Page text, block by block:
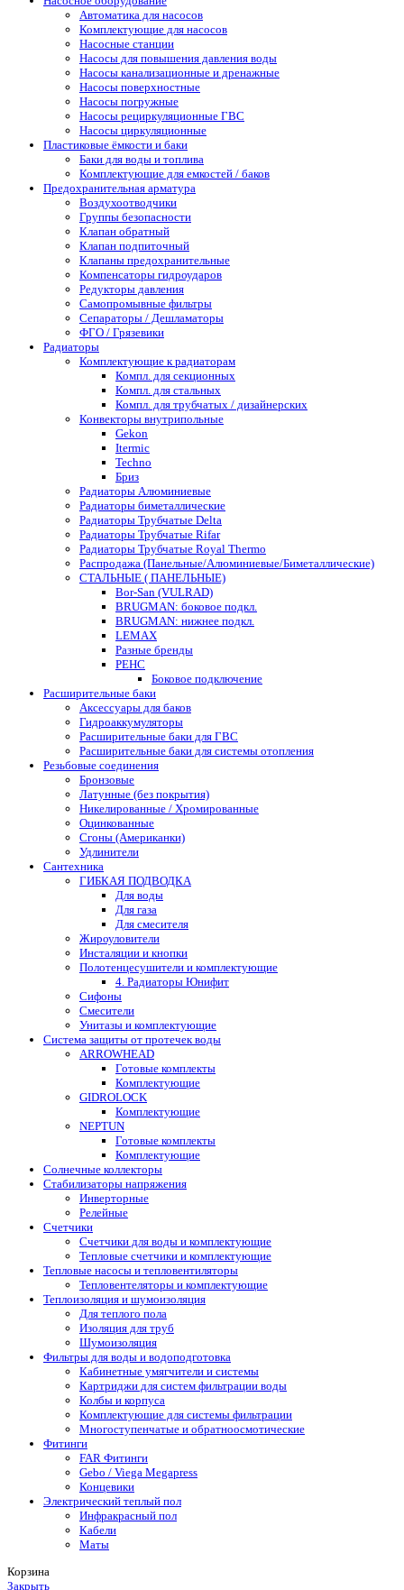
Автоматика для насосов
Комплектующие для насосов
Насосные станции
Насосы для повышения давления воды
Насосы канализационные и дренажные
Насосы поверхностные
Насосы погружные
Насосы рециркуляционные ГВС
Насосы циркуляционные
Пластиковые ёмкости и баки
Баки для воды и топлива
Комплектующие для емкостей / баков
Предохранительная арматура
Воздухоотводчики
Группы безопасности
Клапан обратный
Клапан подпиточный
Клапаны предохранительные
Компенсаторы гидроударов
Редукторы давления
Самопромывные фильтры
Сепараторы / Дешламаторы
ФГО / Грязевики
Радиаторы
Комплектующие к радиаторам
Компл. для секционных
Компл. для стальных
Компл. для трубчатых / дизайнерских
Конвекторы внутрипольные
Gekon
Itermic
Techno
Бриз
Радиаторы Алюминиевые
Радиаторы биметаллические
Радиаторы Трубчатые Delta
Радиаторы Трубчатые Rifar
Радиаторы Трубчатые Royal Thermo
Распродажа (Панельные/Алюминиевые/Биметаллические)
СТАЛЬНЫЕ ( ПАНЕЛЬНЫЕ)
Bor-San (VULRAD)
BRUGMAN: боковое подкл.
BRUGMAN: нижнее подкл.
LEMAX
Разные бренды
РЕНС
Боковое подключение
Расширительные баки
Аксессуары для баков
Гидроаккумуляторы
Расширительные баки для ГВС
Расширительные баки для системы отопления
Резьбовые соединения
Бронзовые
Латунные (без покрытия)
Никелированные / Хромированные
Оцинкованные
Сгоны (Американки)
Удлинители
Сантехника
ГИБКАЯ ПОДВОДКА
Для воды
Для газа
Для смесителя
Жироуловители
Инсталяции и кнопки
Полотенцесушители и комплектующие
4. Радиаторы Юнифит
Сифоны
Смесители
Унитазы и комплектующие
Система защиты от протечек воды
ARROWHEAD
Готовые комплекты
Комплектующие
GIDROLOCK
Комплектующие
NEPTUN
Готовые комплекты
Комплектующие
Солнечные коллекторы
Стабилизаторы напряжения
Инверторные
Релейные
Счетчики
Счетчики для воды и комплектующие
Тепловые счетчики и комплектующие
Тепловые насосы и тепловентиляторы
Тепловентеляторы и комплектующие
Теплоизоляция и шумоизоляция
Для теплого пола
Изоляция для труб
Шумоизоляция
Фильтры для воды и водоподготовка
Кабинетные умягчители и системы
Картриджи для систем фильтрации воды
Колбы и корпуса
Комплектующие для системы фильтрации
Многоступенчатые и обратноосмотические
Фитинги
FAR Фитинги
Gebo / Viega Megapress
Концевики
Электрический теплый пол
Инфракрасный пол
Кабели
Маты
Корзина
Закрыть